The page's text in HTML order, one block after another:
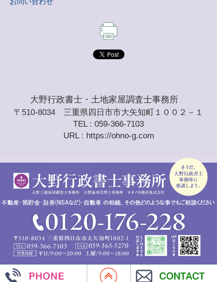
大野行政書士・土地家屋調査士事務所
〒510-8034 三重県四日市市大矢知町１００２－１
TEL : 059-366-7103
URL : https://ohno-g.com